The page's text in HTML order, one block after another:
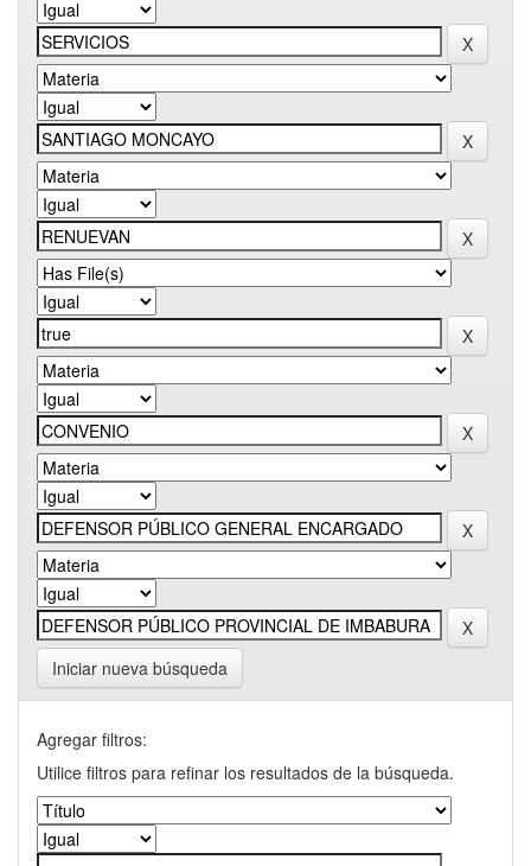
Iniciar nueva búsqueda
Agregar filtros:
Utilice filtros para refinar los resultados de la búsqueda.